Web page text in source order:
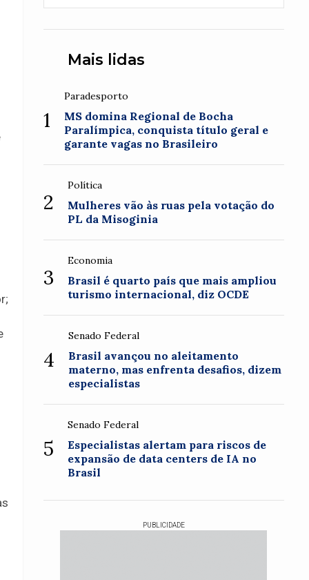
Mais lidas
1
Paradesporto
MS domina Regional de Bocha
Paralímpica, conquista título geral e
garante vagas no Brasileiro
2
Política
Mulheres vão às ruas pela votação do
PL da Misoginia
3
Economia
Brasil é quarto país que mais ampliou
turismo internacional, diz OCDE
4
Senado Federal
Brasil avançou no aleitamento
materno, mas enfrenta desafios, dizem
especialistas
5
Senado Federal
Especialistas alertam para riscos de
expansão de data centers de IA no
Brasil
PUBLICIDADE